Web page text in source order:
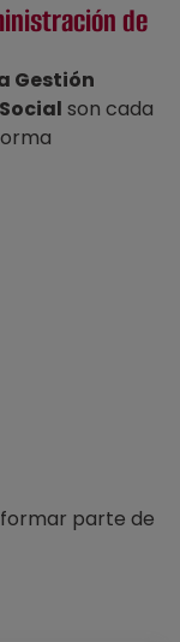
de
Gestión
son cada
parte de